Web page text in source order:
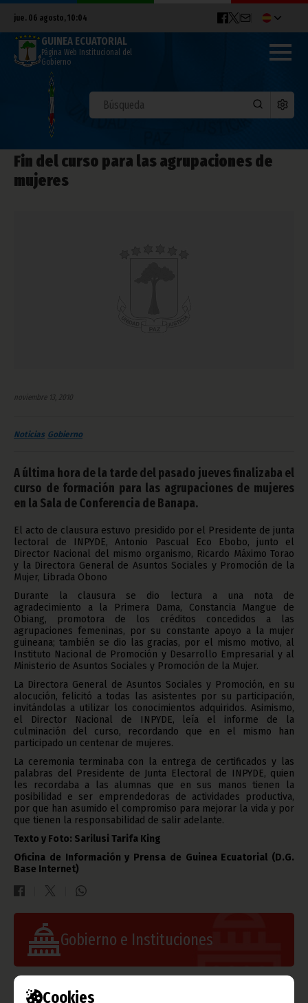
Cookies
jue. 06 agosto, 10:04
GUINEA ECUATORIAL
Página Web Institucional del
Gobierno
Fin del curso para las agrupaciones de
mujeres
noviembre 13, 2010
Noticias Gobierno
A última hora de la tarde del pasado jueves finalizaba el
curso de formación para las agrupaciones de mujeres
en la Sala de Conferencia de Banapa.
El acto de clausura estuvo presidido por el Presidente de junta
lectoral de INPYDE, Antonio Pascual Eco Ebobo, junto el
Director Nacional del mismo organismo, Ricardo Máximo Torao
y la Directora General de Asuntos Sociales y Promoción de la
Mujer, Librada Obono
Durante la clausura se dio lectura a una nota de
agradecimiento a la Primera Dama, Constancia Mangue de
Obiang, promotora de los créditos concedidos a las
agrupaciones femeninas, por su constante apoyo a la mujer
guineana; también se dio las gracias, por el mismo motivo, al
Instituto Nacional de Promoción y Desarrollo Empresarial y al
Ministerio de Asuntos Sociales y Promoción de la Mujer.
La Directora General de Asuntos Sociales y Promoción, en su
alocución, felicitó a todas las asistentes por su participación,
invitándolas a utilizar los conocimientos adquiridos. Asimismo,
el Director Nacional de INPYDE, leía el informe de la
culminación del curso, recordando que en el mismo han
participado un centenar de mujeres.
La ceremonia terminaba con la entrega de certificados y las
palabras del Presidente de Junta Electoral de INPYDE, quien
les recordaba a las alumnas que en sus manos tienen la
posibilidad e ser emprendedoras de actividades productiva,
por que han asumido el compromiso para mejorar la vida y por
que tienen la responsabilidad de salir adelante.
Texto y Foto: Sarilusi Tarifa King
Oficina de Información y Prensa de Guinea Ecuatorial (D.G.
Base Internet)
Gobierno e Instituciones